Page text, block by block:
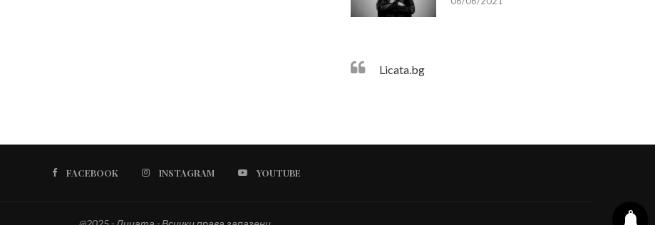
Licata.bg
FACEBOOK INSTAGRAM YOUTUBE